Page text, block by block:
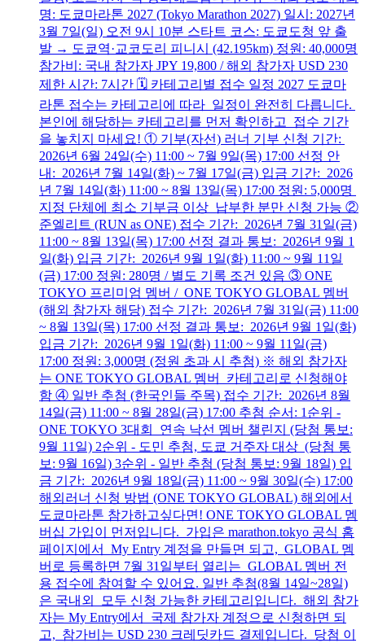
명: 도쿄마라톤 2027 (Tokyo Marathon 2027) 일시: 2027년
3월 7일(일) 오전 9시 10분 스타트 코스: 도쿄도청 앞 출
발 → 도쿄역·교코도리 피니시 (42.195km) 정원: 40,000명
참가비: 국내 참가자 JPY 19,800 / 해외 참가자 USD 230
제한 시간: 7시간 🗓️ 카테고리별 접수 일정 2027 도쿄마
라톤 접수는 카테고리에 따라 일정이 완전히 다릅니다.
본인에 해당하는 카테고리를 먼저 확인하고 접수 기간
을 놓치지 마세요! ① 기부(자선) 러너 기부 신청 기간:
2026년 6월 24일(수) 11:00 ~ 7월 9일(목) 17:00 선정 안
내: 2026년 7월 14일(화) ~ 7월 17일(금) 입금 기간: 2026
년 7월 14일(화) 11:00 ~ 8월 13일(목) 17:00 정원: 5,000명
지정 단체에 최소 기부금 이상 납부한 분만 신청 가능 ②
준엘리트 (RUN as ONE) 접수 기간: 2026년 7월 31일(금)
11:00 ~ 8월 13일(목) 17:00 선정 결과 통보: 2026년 9월 1
일(화) 입금 기간: 2026년 9월 1일(화) 11:00 ~ 9월 11일
(금) 17:00 정원: 280명 / 별도 기록 조건 있음 ③ ONE
TOKYO 프리미엄 멤버 / ONE TOKYO GLOBAL 멤버
(해외 참가자 해당) 접수 기간: 2026년 7월 31일(금) 11:00
~ 8월 13일(목) 17:00 선정 결과 통보: 2026년 9월 1일(화)
입금 기간: 2026년 9월 1일(화) 11:00 ~ 9월 11일(금)
17:00 정원: 3,000명 (정원 초과 시 추첨) ※ 해외 참가자
는 ONE TOKYO GLOBAL 멤버 카테고리로 신청해야
함 ④ 일반 추첨 (한국인들 주목) 접수 기간: 2026년 8월
14일(금) 11:00 ~ 8월 28일(금) 17:00 추첨 순서: 1순위 -
ONE TOKYO 3대회 연속 낙선 멤버 챌린지 (당첨 통보:
9월 11일) 2순위 - 도민 추첨, 도쿄 거주자 대상 (당첨 통
보: 9월 16일) 3순위 - 일반 추첨 (당첨 통보: 9월 18일) 입
금 기간: 2026년 9월 18일(금) 11:00 ~ 9월 30일(수) 17:00
해외러너 신청 방법 (ONE TOKYO GLOBAL) 해외에서
도쿄마라톤 참가하고싶다면! ONE TOKYO GLOBAL 멤
버십 가입이 먼저입니다. 가입은 marathon.tokyo 공식 홈
페이지에서 My Entry 계정을 만들면 되고, GLOBAL 멤
버로 등록하면 7월 31일부터 열리는 GLOBAL 멤버 전
용 접수에 참여할 수 있어요. 일반 추첨(8월 14일~28일)
은 국내외 모두 신청 가능한 카테고리입니다. 해외 참가
자는 My Entry에서 국제 참가자 계정으로 신청하면 되
고, 참가비는 USD 230 크레딧카드 결제입니다. 당첨 이